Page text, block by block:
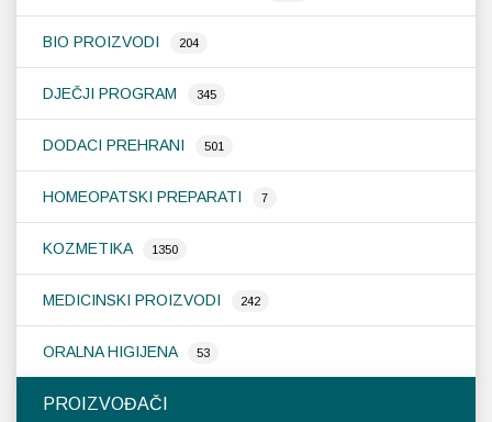
BIO PROIZVODI 204
DJEČJI PROGRAM 345
DODACI PREHRANI 501
HOMEOPATSKI PREPARATI 7
KOZMETIKA 1350
MEDICINSKI PROIZVODI 242
ORALNA HIGIJENA 53
PROIZVOĐAČI